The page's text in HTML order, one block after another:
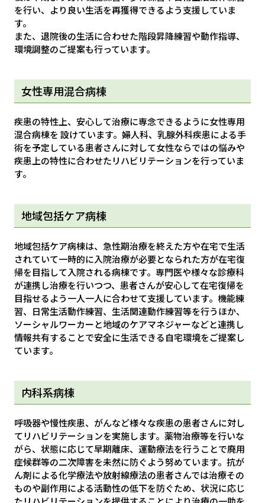
を行い、より良い生活を再獲得できるよう支援していま
す。
また、退院後の生活に合わせた階段昇降練習や動作指導、
環境調整のご提案も行っています。
女性専用混合病棟
疾患の特性上、安心して治療に専念できるように女性専用
混合病棟を 設けています。婦人科、乳腺外科疾患による手
術を予定している患者さんに対して女性ならではの悩みや
疾患上の特性に合わせたリハビリテーションを行っていま
す。
地域包括ケア病棟
地域包括ケア病棟は、急性期治療を終えた方や在宅で生活
されていて一時的に入院治療が必要となられた方が在宅復
帰を目指して入院される病棟です。専門医や様々な診療科
が連携し治療を行いつつ、患者さんが安心して在宅復帰を
目指せるよう一人一人に合わせて支援しています。機能練
習、日常生活動作練習、生活関連動作練習等を行うほか、
ソーシャルワーカーと地域のケアマネジャーなどと連携し
情報共有することで安全に生活できる自宅環境をご提案し
ています。
内科系病棟
呼吸器や慢性疾患、がんなど様々な疾患の患者さんに対し
てリハビリテーションを実施します。薬物治療等を行いな
がら、状態に応じて早期離床、運動療法を行うことで廃用
症候群等の二次障害を未然に防ぐよう努めています。抗が
ん剤による化学療法や放射線療法の患者さんでは治療その
ものや副作用による活動性の低下を防ぐため、状況に応じ